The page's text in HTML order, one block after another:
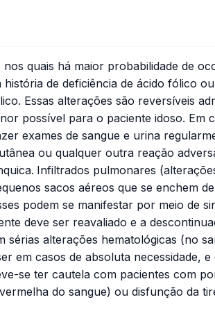
quais há maior probabilidade de
de deficiência de ácido fólico
Essas alterações são reversíveis
possível para o paciente idoso. Em
exames de sangue e urina
ou qualquer outra reação
Infiltrados pulmonares
sacos aéreos que se enchem
podem se manifestar por meio de
deve ser reavaliado e a
sérias alterações hematológicas (no
em casos de absoluta necessidade, e
se ter cautela com pacientes com
do sangue) ou disfunção da